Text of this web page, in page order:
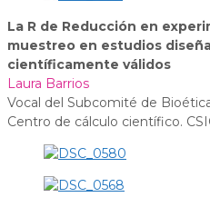
La R de Reducción en
muestreo en estudios
científicamente válidos
Laura Barrios
Vocal del Subcomité de
Centro de cálculo científico.